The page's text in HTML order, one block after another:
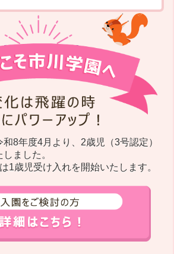
8年度4月より、2歳児（3号認定）
ました。
1歳児受け入れを開始いたします。